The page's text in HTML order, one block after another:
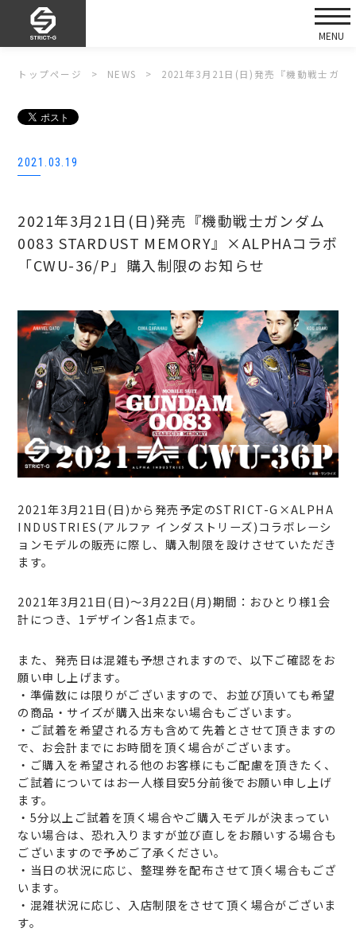
トップページ NEWS 2021年3月21日(日)発売『機動戦士ガ
2021.03.19
2021年3月21日(日)発売『機動戦士ガンダム
0083 STARDUST MEMORY』×ALPHAコラボ
「CWU-36/P」購入制限のお知らせ
2021年3月21日(日)から発売予定のSTRICT-G×ALPHA
INDUSTRIES(アルファ インダストリーズ)コラボレーシ
ョンモデルの販売に際し、購入制限を設けさせていただき
ます。
2021年3月21日(日)〜3月22日(月)期間：おひとり様1会
計につき、1デザイン各1点まで。
また、発売日は混雑も予想されますので、以下ご確認をお
願い申し上げます。
・準備数には限りがございますので、お並び頂いても希望
の商品・サイズが購入出来ない場合もございます。
・ご試着を希望される方も含めて先着とさせて頂きますの
で、お会計までにお時間を頂く場合がございます。
・ご購入を希望される他のお客様にもご配慮を頂きたく、
ご試着についてはお一人様目安5分前後でお願い申し上げ
ます。
・5分以上ご試着を頂く場合やご購入モデルが決まってい
ない場合は、恐れ入りますが並び直しをお願いする場合も
ございますので予めご了承ください。
・当日の状況に応じ、整理券を配布させて頂く場合もござ
います。
・混雑状況に応じ、入店制限をさせて頂く場合がございま
す。